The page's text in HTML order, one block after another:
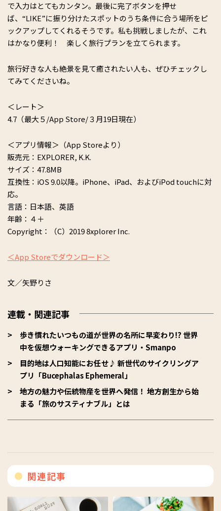
で入力はとてもカンタン。最後に完了ボタンを押せ
ば、“LIKE”に振り分けたスポットのうち条件に合う場所をピ
ックアップしてくれるそうです。私も挑戦しましたが、これ
はかなり便利！ 楽しく旅行プランを立てられます。
旅行好きな人も絶景を見て癒されたい人も、ぜひチェックし
てみてくださいね。
＜レート＞
4.7（最大５/App Store/３月19日現在）
＜アプリ情報＞（App Storeより）
販売元：EXPLORER, K.K.
サイズ：47.8MB
互換性：iOS 9.0以降。iPhone、iPad、およびiPod touchに対
応。
言語：日本語、英語
年齢：４＋
Copyright：（C）2019 8xplorer Inc.
＜App Storeでダウンロード＞
文／矢野りさ
連載・関連記事
歩き慣れたいつもの道が世界の名所に早変わり!? 世界
中を仮想ウォーキングできるアプリ・Smanpo
目的地は人口知能にお任せ♪ 新世代のサイクリングア
プリ「Bucephalas Ephemeral」
地方の魅力や伝統物産を世界へ発信！ 地方創生から始
まる「旅のサスティナブル」とは
関連記事